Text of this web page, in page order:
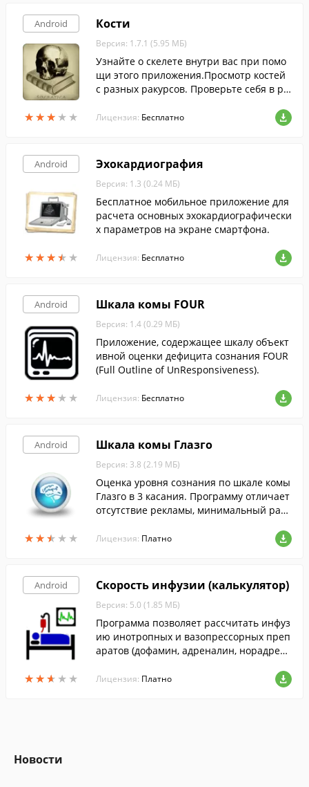
Android
★★★ ★ ★
★★★ ★ ★
Кости
Версия: 1.7.1 (5.95 МБ)
Узнайте о скелете внутри вас при помо
щи этого приложения.Просмотр костей
с разных ракурсов. Проверьте себя в ре
Лицензия: Бесплатно
Android
★★★★ ★
★★★★ ★
Эхокардиография
Версия: 1.3 (0.24 МБ)
Бесплатное мобильное приложение для
расчета основных эхокардиографически
х параметров на экране смартфона.
Лицензия: Бесплатно
Android
★★★ ★ ★
★★★ ★ ★
Шкала комы FOUR
Версия: 1.4 (0.29 МБ)
Приложение, содержащее шкалу объект
ивной оценки дефицита сознания FOUR
(Full Outline of UnResponsiveness).
Лицензия: Бесплатно
Android
★★★ ★ ★
★★★ ★ ★
Шкала комы Глазго
Версия: 3.8 (2.19 МБ)
Оценка уровня сознания по шкале комы
Глазго в 3 касания. Программу отличает
отсутствие рекламы, минимальный раз
Лицензия: Платно
Android
★★★ ★ ★
★★★ ★ ★
Скорость инфузии (калькулятор)
Версия: 5.0 (1.85 МБ)
Программа позволяет рассчитать инфуз
ию инотропных и вазопрессорных преп
аратов (дофамин, адреналин, норадрена
р с учетом веса пациента и различных
Лицензия: Платно
Новости